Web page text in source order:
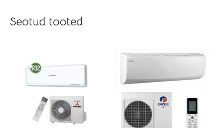
Seotud tooted